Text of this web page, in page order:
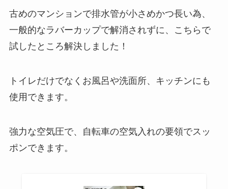
古めのマンションで排水管が小さめかつ長い為、
一般的なラバーカップで解消されずに、こちらで
試したところ解決しました！
トイレだけでなくお風呂や洗面所、キッチンにも
使用できます。
強力な空気圧で、自転車の空気入れの要領でスッ
ポンできます。